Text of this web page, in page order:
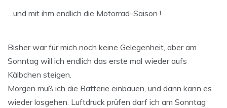
…und mit ihm endlich die Motorrad-Saison !
Bisher war für mich noch keine Gelegenheit, aber am
Sonntag will ich endlich das erste mal wieder aufs
Kälbchen steigen.
Morgen muß ich die Batterie einbauen, und dann kann es
wieder losgehen. Luftdruck prüfen darf ich am Sonntag